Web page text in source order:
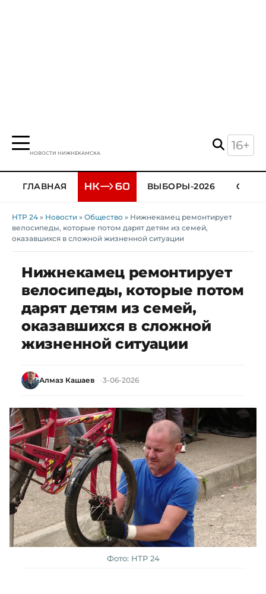
НОВОСТИ НИЖНЕКАМСКА
16+
ГЛАВНАЯ ВЫБОРЫ-2026
НТР 24 » Новости » Общество » Нижнекамец ремонтирует
велосипеды, которые потом дарят детям из семей,
оказавшихся в сложной жизненной ситуации
Нижнекамец ремонтирует
велосипеды, которые потом
дарят детям из семей,
оказавшихся в сложной
жизненной ситуации
Алмаз Кашаев 3-06-2026
Фото: НТР 24